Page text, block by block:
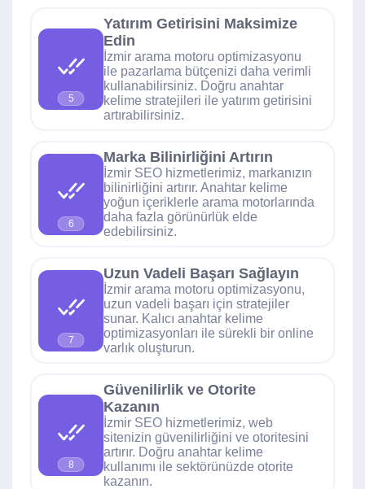
5
Yatırım Getirisini Maksimize
Edin
İzmir arama motoru optimizasyonu
ile pazarlama bütçenizi daha verimli
kullanabilirsiniz. Doğru anahtar
kelime stratejileri ile yatırım getirisini
artırabilirsiniz.
6
Marka Bilinirliğini Artırın
İzmir SEO hizmetlerimiz, markanızın
bilinirliğini artırır. Anahtar kelime
yoğun içeriklerle arama motorlarında
daha fazla görünürlük elde
edebilirsiniz.
7
Uzun Vadeli Başarı Sağlayın
İzmir arama motoru optimizasyonu,
uzun vadeli başarı için stratejiler
sunar. Kalıcı anahtar kelime
optimizasyonları ile sürekli bir online
varlık oluşturun.
8
Güvenilirlik ve Otorite
Kazanın
İzmir SEO hizmetlerimiz, web
sitenizin güvenilirliğini ve otoritesini
artırır. Doğru anahtar kelime
kullanımı ile sektörünüzde otorite
kazanın.